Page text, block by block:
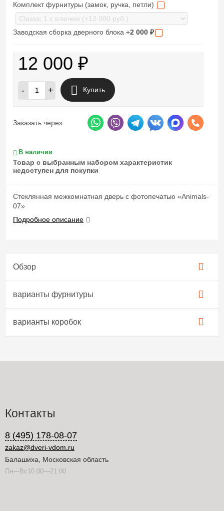
Комплект фурнитуры (замок, ручка, петли)
Заводская сборка дверного блока +2 000 ₽
12 000 ₽
- + Купить
Заказать через:
В наличии
Товар с выбранным набором характеристик
недоступен для покупки
Стеклянная межкомнатная дверь с фотопечатью «Animals-
07»
Подробное описание
Обзор
варианты фурнитуры
варианты коробок
Контакты
8 (495) 178-08-07
zakaz@dveri-vdom.ru
Балашиха, Московская область
Пн—Вс10:00—21:00